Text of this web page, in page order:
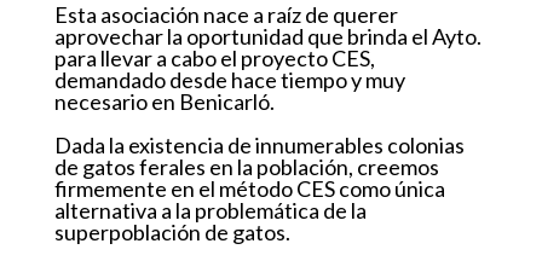
Esta asociación nace a raíz de querer
aprovechar la oportunidad que brinda el Ayto.
para llevar a cabo el proyecto CES,
demandado desde hace tiempo y muy
necesario en Benicarló.
Dada la existencia de innumerables colonias
de gatos ferales en la población, creemos
firmemente en el método CES como única
alternativa a la problemática de la
superpoblación de gatos.